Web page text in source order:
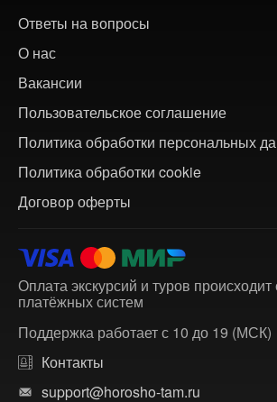
Ответы на вопросы
О нас
Вакансии
Пользовательское соглашение
Политика обработки персональных
Политика обработки cookie
Договор оферты
Оплата экскурсий и туров
платёжных систем
Поддержка работает с 10 до 19 (МСК)
Контакты
support@horosho-tam.ru